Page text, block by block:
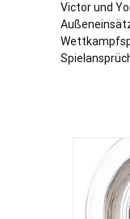
Victor und